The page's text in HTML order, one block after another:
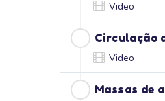
Video
Circulação
Video
Massas de